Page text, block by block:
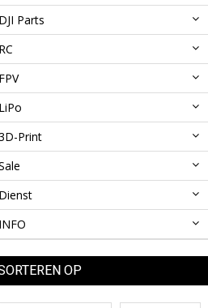
DJI Parts
RC
FPV
LiPo
Print
Dienst
INFO
OP